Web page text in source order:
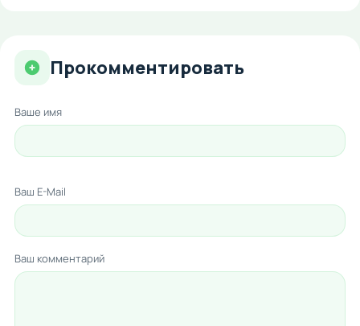
Прокомментировать
Ваше имя
Ваш E-Mail
Ваш комментарий